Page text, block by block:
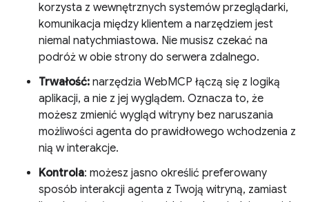
korzysta z wewnętrznych systemów przeglądarki,
komunikacja między klientem a narzędziem jest
niemal natychmiastowa. Nie musisz czekać na
podróż w obie strony do serwera zdalnego.
Trwałość: narzędzia WebMCP łączą się z logiką
aplikacji, a nie z jej wyglądem. Oznacza to, że
możesz zmienić wygląd witryny bez naruszania
możliwości agenta do prawidłowego wchodzenia z
nią w interakcje.
Kontrola: możesz jasno określić preferowany
sposób interakcji agenta z Twoją witryną, zamiast